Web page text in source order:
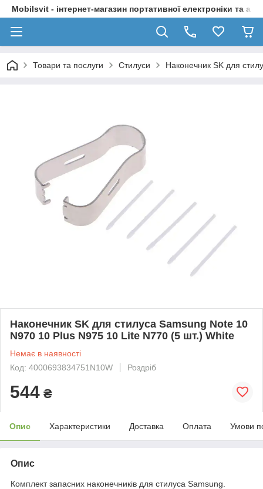
Mobilsvit - інтернет-магазин портативної електроніки та
Товари та послуги Стилуси Наконечник SK для
Наконечник SK для стилуса Samsung Note 10
N970 10 Plus N975 10 Lite N770 (5 шт.) White
Немає в наявності
Код: 4000693834751N10W
Роздріб
544 ₴
Опис Характеристики Доставка Оплата Умови
Опис
Комплект запасних наконечників для стилуса Samsung.